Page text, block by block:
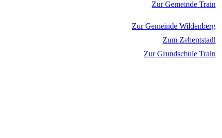
Zur Gemeinde Train
Zur Gemeinde Wildenberg
Zum Zehentstadl
Zur Grundschule Train